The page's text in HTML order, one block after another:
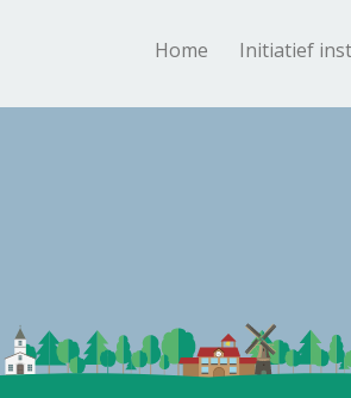
Home Initiatief